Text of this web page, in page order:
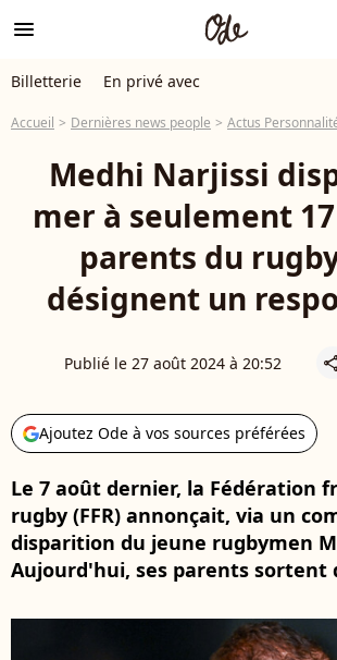
menu
Billetterie En privé avec
Accueil Dernières news people Actus
Medhi Narjissi
mer à seulement
parents du
désignent un
Publié le 27 août 2024 à 20:52
Ajoutez Ode à vos sources préférées
Le 7 août dernier, la Fédération
rugby (FFR) annonçait, via un
disparition du jeune rugbymen
Aujourd'hui, ses parents sortent